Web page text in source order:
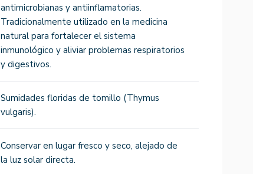
antimicrobianas y antiinflamatorias.
Tradicionalmente utilizado en la medicina
natural para fortalecer el sistema
inmunológico y aliviar problemas respiratorios
y digestivos.
Sumidades floridas de tomillo (Thymus
vulgaris).
Conservar en lugar fresco y seco, alejado de
la luz solar directa.